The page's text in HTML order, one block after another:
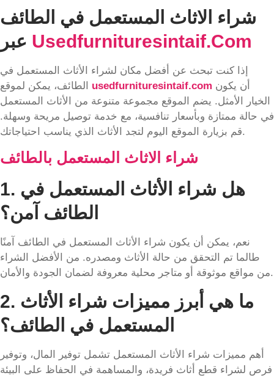
شراء الاثاث المستعمل في الطائف
Usedfurnituresintaif.com
إذا كنت تبحث عن أفضل مكان لشراء الأثاث المستعمل في
usedfurnituresintaif.com
الخيار الأمثل. يضم الموقع مجموعة متنوعة من الأثاث المستعمل
في حالة ممتازة وبأسعار تنافسية، مع خدمة توصيل مريحة وسهلة.
قم بزيارة الموقع اليوم لتجد الأثاث الذي يناسب احتياجاتك.
شراء الاثاث المستعمل بالطائف
1. هل شراء الأثاث المستعمل في
الطائف آمن؟
نعم، يمكن أن يكون شراء الأثاث المستعمل في الطائف آمنًا
طالما تم التحقق من حالة الأثاث ومصدره. من الأفضل الشراء
من مواقع موثوقة أو متاجر محلية معروفة لضمان الجودة والأمان.
2. ما هي أبرز مميزات شراء الأثاث
المستعمل في الطائف؟
أهم مميزات شراء الأثاث المستعمل تشمل توفير المال، وتوفير
فرص لشراء قطع أثاث فريدة، والمساهمة في الحفاظ على البيئة